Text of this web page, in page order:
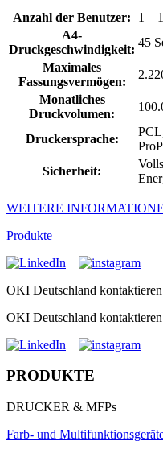
Anzahl der Benutzer:
1 –
A4-
Druckgeschwindigkeit:
45
Maximales
Fassungsvermögen:
Monatliches
Druckvolumen:
Druckersprache:
Sicherheit:
WEITERE
Produkte
OKI Deutschland kontaktieren
OKI Deutschland kontaktieren
PRODUKTE
DRUCKER & MFPs
Farb- und